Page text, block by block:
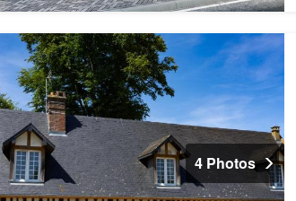
4 Photos